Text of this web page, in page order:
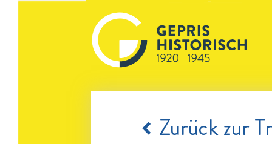
Zurück zur